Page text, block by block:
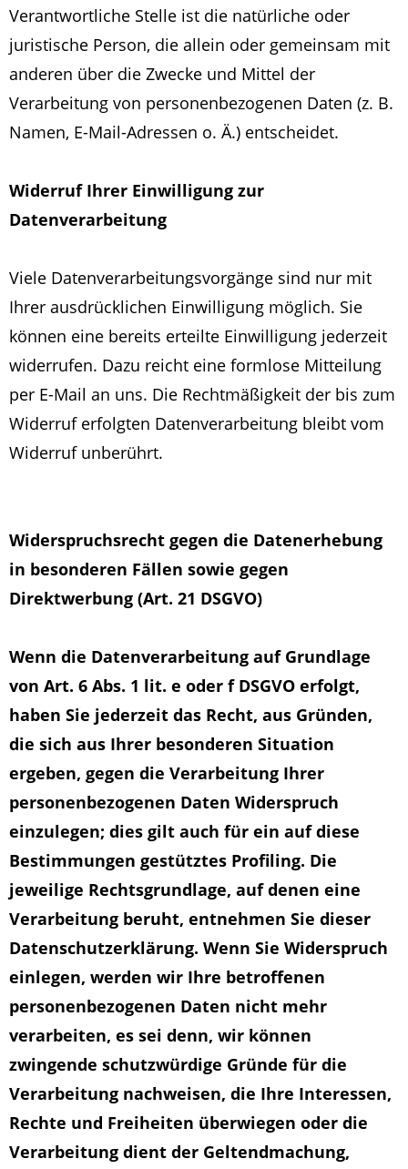
Verantwortliche Stelle ist die natürliche oder
juristische Person, die allein oder gemeinsam mit
anderen über die Zwecke und Mittel der
Verarbeitung von personenbezogenen Daten (z. B.
Namen, E-Mail-Adressen o. Ä.) entscheidet.
Widerruf Ihrer Einwilligung zur
Datenverarbeitung
Viele Datenverarbeitungsvorgänge sind nur mit
Ihrer ausdrücklichen Einwilligung möglich. Sie
können eine bereits erteilte Einwilligung jederzeit
widerrufen. Dazu reicht eine formlose Mitteilung
per E-Mail an uns. Die Rechtmäßigkeit der bis zum
Widerruf erfolgten Datenverarbeitung bleibt vom
Widerruf unberührt.
Widerspruchsrecht gegen die Datenerhebung
in besonderen Fällen sowie gegen
Direktwerbung (Art. 21 DSGVO)
Wenn die Datenverarbeitung auf Grundlage
von Art. 6 Abs. 1 lit. e oder f DSGVO erfolgt,
haben Sie jederzeit das Recht, aus Gründen,
die sich aus Ihrer besonderen Situation
ergeben, gegen die Verarbeitung Ihrer
personenbezogenen Daten Widerspruch
einzulegen; dies gilt auch für ein auf diese
Bestimmungen gestütztes Profiling. Die
jeweilige Rechtsgrundlage, auf denen eine
Verarbeitung beruht, entnehmen Sie dieser
Datenschutzerklärung. Wenn Sie Widerspruch
einlegen, werden wir Ihre betroffenen
personenbezogenen Daten nicht mehr
verarbeiten, es sei denn, wir können
zwingende schutzwürdige Gründe für die
Verarbeitung nachweisen, die Ihre Interessen,
Rechte und Freiheiten überwiegen oder die
Verarbeitung dient der Geltendmachung,